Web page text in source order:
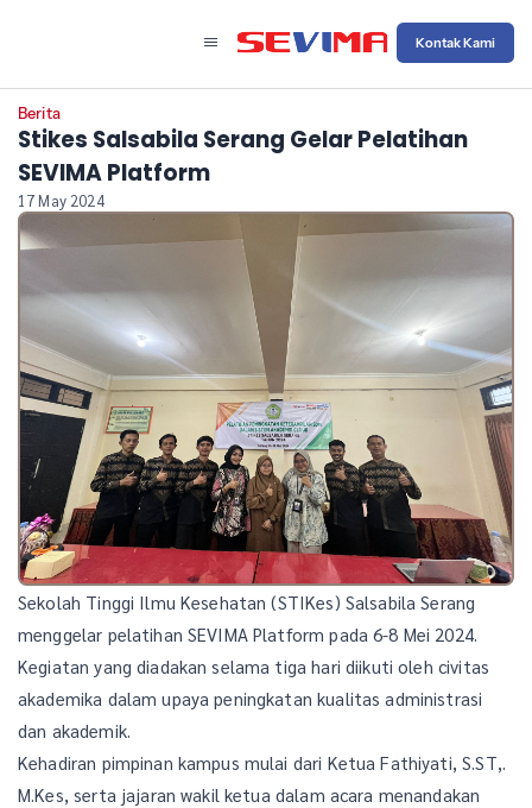
Kontak Kami
Berita
Stikes Salsabila Serang Gelar Pelatihan
SEVIMA Platform
17 May 2024
Sekolah Tinggi Ilmu Kesehatan (STIKes) Salsabila Serang
menggelar pelatihan SEVIMA Platform pada 6-8 Mei 2024.
Kegiatan yang diadakan selama tiga hari diikuti oleh civitas
akademika dalam upaya peningkatan kualitas administrasi
dan akademik.
Kehadiran pimpinan kampus mulai dari Ketua Fathiyati, S.ST,.
M.Kes, serta jajaran wakil ketua dalam acara menandakan